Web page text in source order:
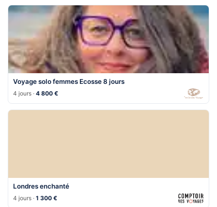
Voyage solo femmes Ecosse 8 jours
4 jours ·4 800 €
Londres enchanté
4 jours ·1 300 €